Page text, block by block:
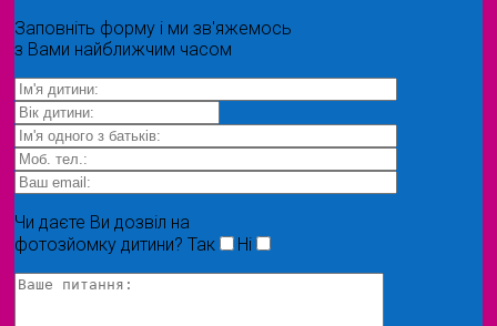
Заповніть форму і ми зв'яжемось
з Вами найближчим часом
Чи даєте Ви дозвіл на
фотозйомку дитини? Так Ні